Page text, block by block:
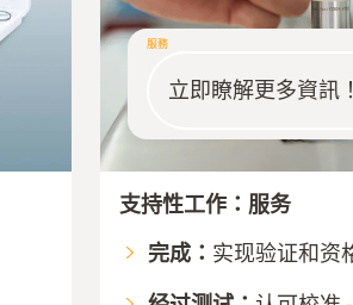
服務
立即瞭解更多資訊！
支持性工作：服务
完成： 实现验证和资